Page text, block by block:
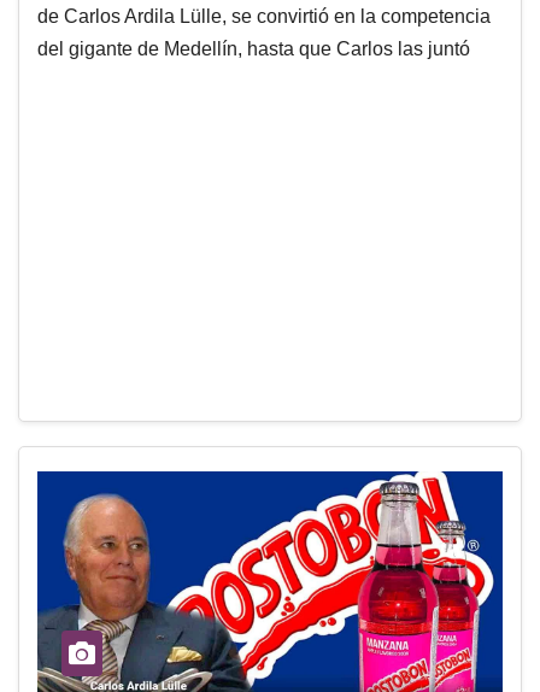
de Carlos Ardila Lülle, se convirtió en la competencia
del gigante de Medellín, hasta que Carlos las juntó